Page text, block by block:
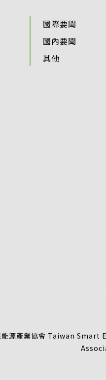
國際要聞
國內要聞
其他
能源產業協會 Taiwan